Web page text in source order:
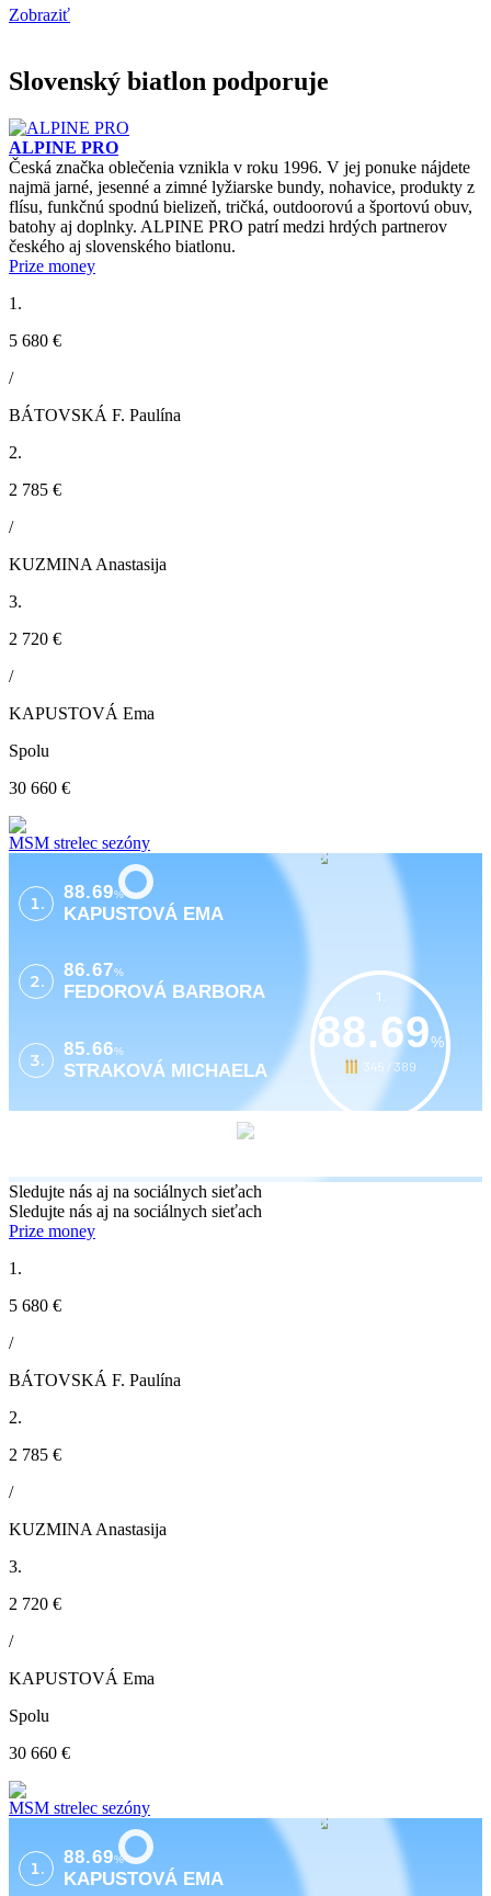
Zobraziť
Slovenský biatlon podporuje
ALPINE PRO
Česká značka oblečenia vznikla v roku 1996. V jej ponuke nájdete
najmä jarné, jesenné a zimné lyžiarske bundy, nohavice, produkty z
flísu, funkčnú spodnú bielizeň, tričká, outdoorovú a športovú obuv,
batohy aj doplnky. ALPINE PRO patrí medzi hrdých partnerov
českého aj slovenského biatlonu.
Prize money
1.
5 680 €
/
BÁTOVSKÁ F. Paulína
2.
2 785 €
/
KUZMINA Anastasija
3.
2 720 €
/
KAPUSTOVÁ Ema
Spolu
30 660 €
MSM strelec sezóny
1.
88.69%
KAPUSTOVÁ EMA
2.
86.67%
FEDOROVÁ BARBORA
3.
85.66%
STRAKOVÁ MICHAELA
1.
88.69%
345 / 389
Sledujte nás aj na sociálnych sieťach
Sledujte nás aj na sociálnych sieťach
Prize money
1.
5 680 €
/
BÁTOVSKÁ F. Paulína
2.
2 785 €
/
KUZMINA Anastasija
3.
2 720 €
/
KAPUSTOVÁ Ema
Spolu
30 660 €
MSM strelec sezóny
1.
88.69%
KAPUSTOVÁ EMA